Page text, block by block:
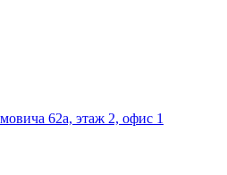
62а, этаж 2, офис 1